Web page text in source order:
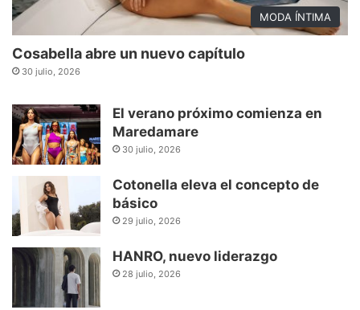
MODA ÍNTIMA
Cosabella abre un nuevo capítulo
30 julio, 2026
El verano próximo comienza en
Maredamare
30 julio, 2026
Cotonella eleva el concepto de
básico
29 julio, 2026
HANRO, nuevo liderazgo
28 julio, 2026